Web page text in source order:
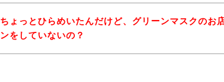
ちょっとひらめいたんだけど、グリーンマスクのお
ンをしていないの？